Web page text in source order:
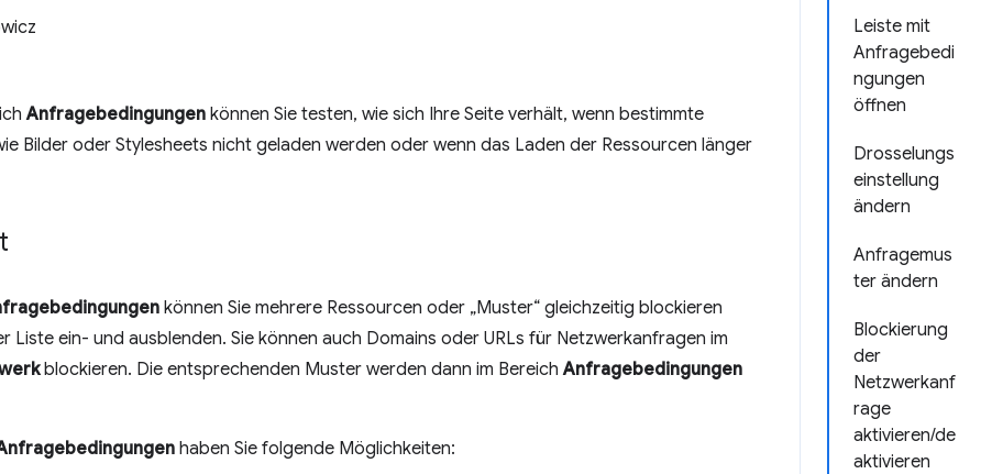
Leiste mit
Anfragebedi
ngungen
öffnen
Drosselungs
einstellung
ändern
Anfragemus
ter ändern
Blockierung
der
Netzwerkanf
rage
aktivieren/de
aktivieren
Anfragebedingungen können Sie testen, wie sich Ihre Seite verhält, wenn bestimmte
Bilder oder Stylesheets nicht geladen werden oder wenn das Laden der Ressourcen länger
können Sie mehrere Ressourcen oder „Muster“ gleichzeitig blockieren
Liste ein- und ausblenden. Sie können auch Domains oder URLs für Netzwerkanfragen im
blockieren. Die entsprechenden Muster werden dann im BereichAnfragebedingungen
haben Sie folgende Möglichkeiten: